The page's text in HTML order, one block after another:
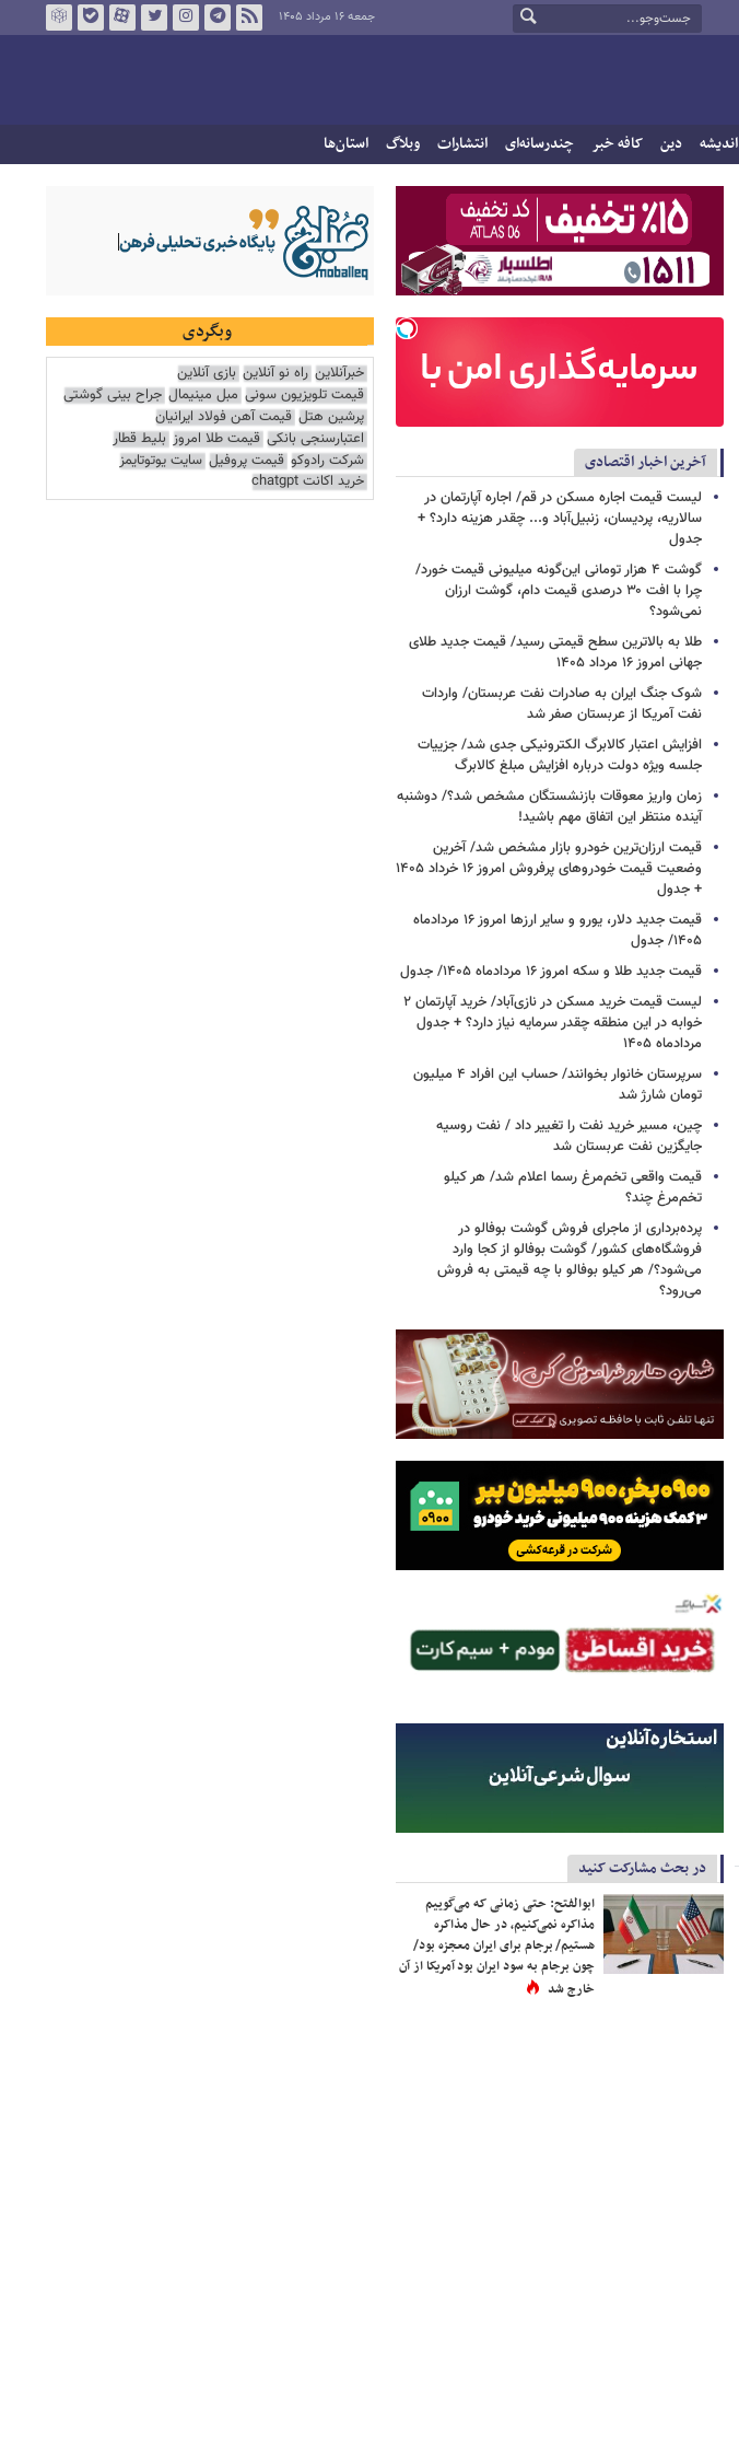
جمعه ۱۶ مرداد ۱۴۰۵
اندیشه دین کافه خبر چندرسانه‌ای انتشارات وبلاگ استان‌ها
آخرین اخبار اقتصادی
لیست قیمت اجاره مسکن در قم/ اجاره آپارتمان در
سالاریه، پردیسان، زنبیل‌آباد و... چقدر هزینه دارد؟ +
جدول
گوشت ۴ هزار تومانی این‌گونه میلیونی قیمت خورد/
چرا با افت ۳۰ درصدی قیمت دام، گوشت ارزان
نمی‌شود؟
طلا به بالاترین سطح قیمتی رسید/ قیمت جدید طلای
جهانی امروز ۱۶ مرداد ۱۴۰۵
شوک جنگ ایران به صادرات نفت عربستان/ واردات
نفت آمریکا از عربستان صفر شد
افزایش اعتبار کالابرگ الکترونیکی جدی شد/ جزییات
جلسه ویژه دولت درباره افزایش مبلغ کالابرگ
زمان واریز معوقات بازنشستگان مشخص شد؟/ دوشنبه
آینده منتظر این اتفاق مهم باشید!
قیمت ارزان‌ترین خودرو بازار مشخص شد/ آخرین
وضعیت قیمت خودروهای پرفروش امروز ۱۶ خرداد ۱۴۰۵
+ جدول
قیمت جدید دلار، یورو و سایر ارزها امروز ۱۶ مردادماه
۱۴۰۵/ جدول
قیمت جدید طلا و سکه امروز ۱۶ مردادماه ۱۴۰۵/ جدول
لیست قیمت خرید مسکن در نازی‌آباد/ خرید آپارتمان ۲
خوابه در این منطقه چقدر سرمایه نیاز دارد؟ + جدول
مردادماه ۱۴۰۵
سرپرستان خانوار بخوانند/ حساب این افراد ۴ میلیون
تومان شارژ شد
چین، مسیر خرید نفت را تغییر داد / نفت روسیه
جایگزین نفت عربستان شد
قیمت واقعی تخم‌مرغ رسما اعلام شد/ هر کیلو
تخم‌مرغ چند؟
پرده‌برداری از ماجرای فروش گوشت بوفالو در
فروشگاه‌های کشور/ گوشت بوفالو از کجا وارد
می‌شود؟/ هر کیلو بوفالو با چه قیمتی به فروش
می‌رود؟
در بحث مشارکت کنید
ابوالفتح: حتی زمانی که می‌گوییم
مذاکره نمی‌کنیم، در حال مذاکره
هستیم/ برجام برای ایران معجزه بود/
چون برجام به سود ایران بود آمریکا از آن
خارج شد
وبگردی
خبرآنلاین راه نو آنلاین بازی آنلاین
قیمت تلویزیون سونی مبل مینیمال جراح بینی گوشتی
پرشین هتل قیمت آهن فولاد ایرانیان
اعتبارسنجی بانکی قیمت طلا امروز بلیط قطار
شرکت رادوکو قیمت پروفیل سایت یوتوتایمز
خرید اکانت chatgpt